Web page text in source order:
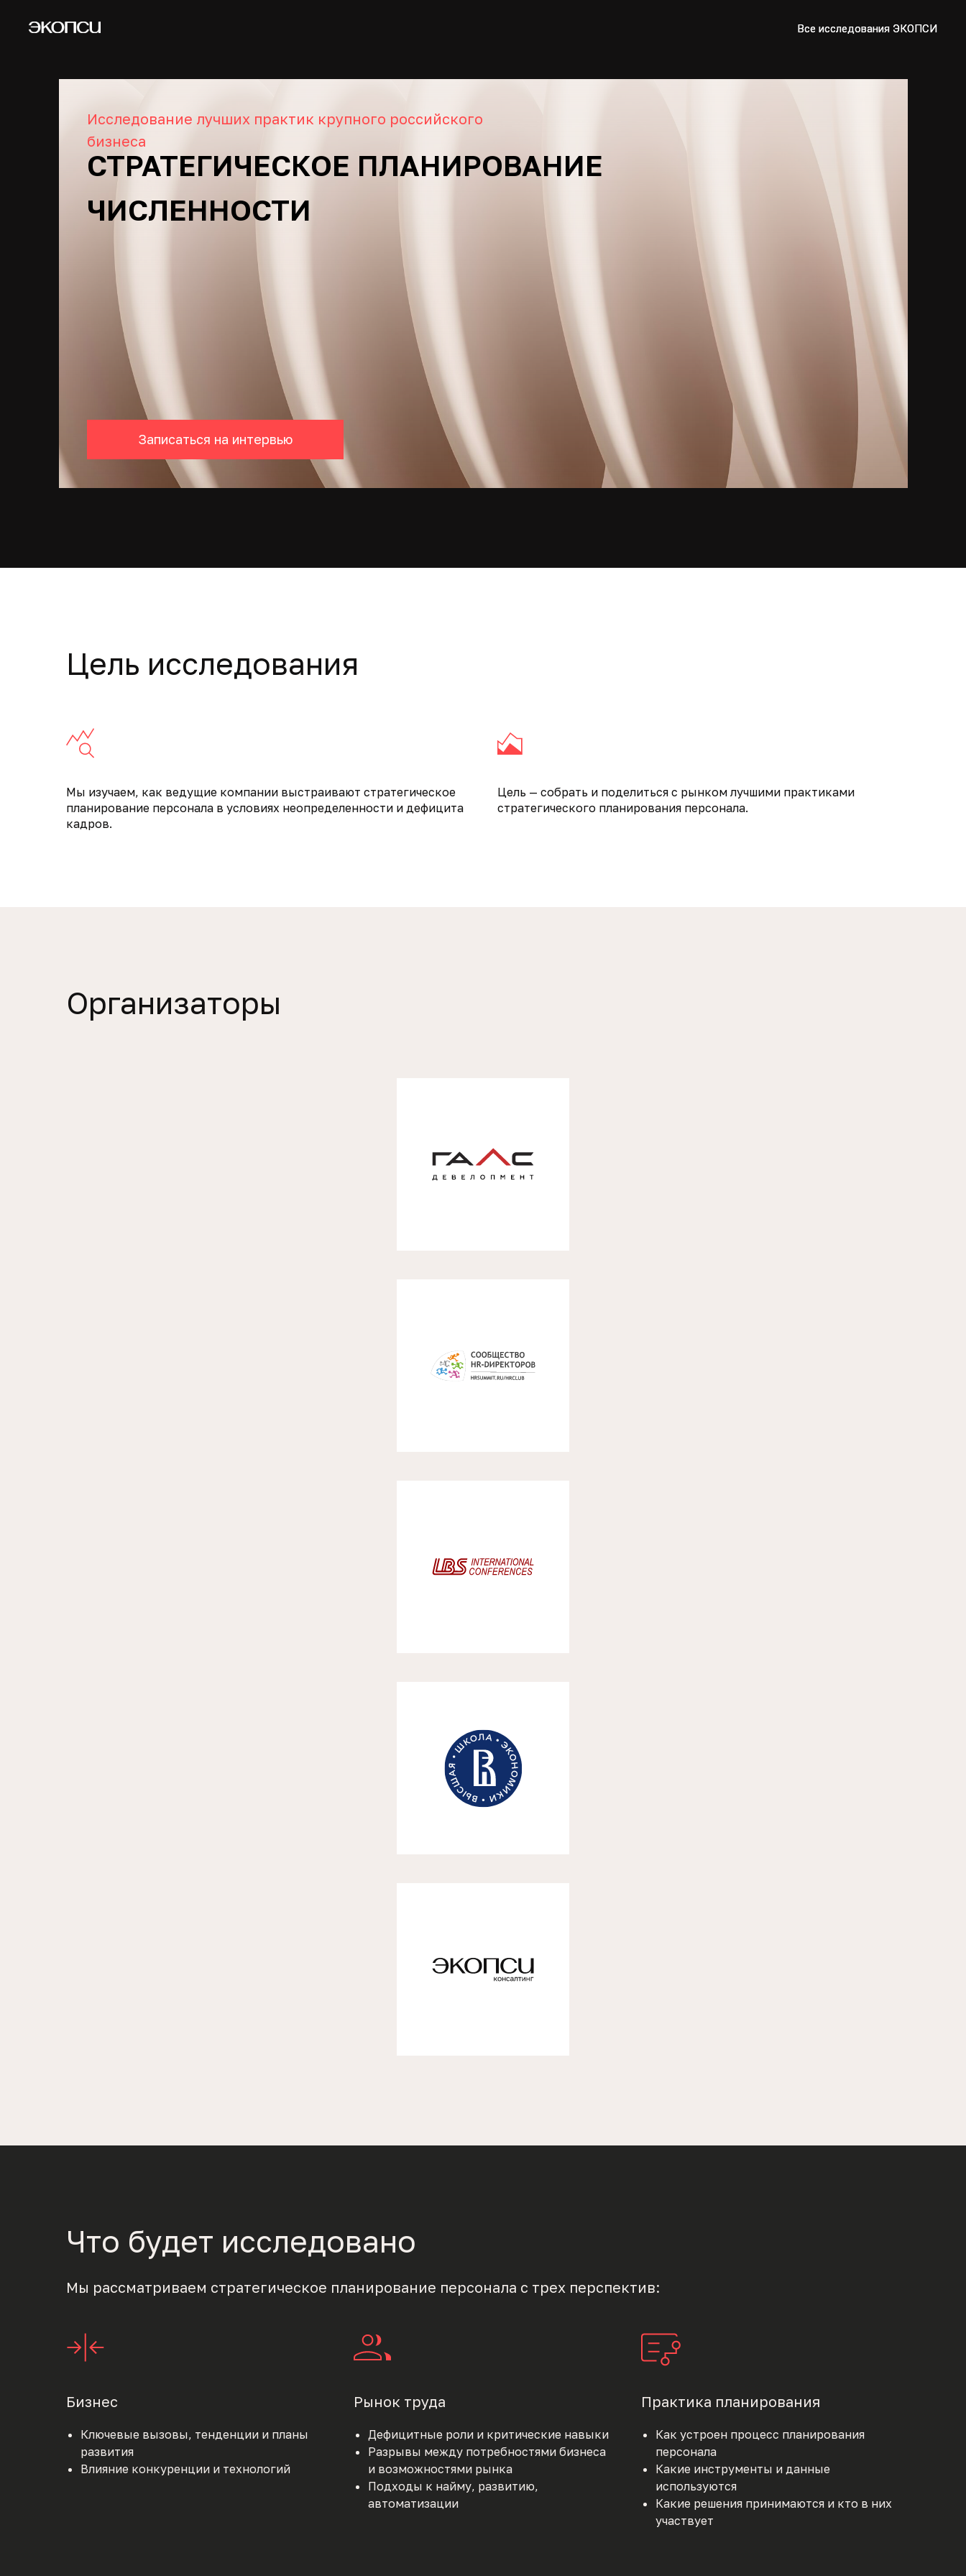
Все исследования ЭКОПСИ
Все исследования ЭКОПСИ
СТРАТЕГИЧЕСКОЕ ПЛАНИРОВАНИЕ
ЧИСЛЕННОСТИ
Исследование лучших практик крупного российского
бизнеса
Записаться на интервью
Цель исследования
Мы изучаем, как ведущие компании выстраивают стратегическое
планирование персонала в условиях неопределенности и дефицита
кадров.
Цель — собрать и поделиться с рынком лучшими практиками
стратегического планирования персонала.
Организаторы
Что будет исследовано
Мы рассматриваем стратегическое планирование персонала с трех перспектив:
Бизнес
Ключевые вызовы, тенденции и планы
развития
Влияние конкуренции и технологий
Рынок труда
Дефицитные роли и критические навыки
Разрывы между потребностями бизнеса
и возможностями рынка
Подходы к найму, развитию,
автоматизации
Практика планирования
Как устроен процесс планирования
персонала
Какие инструменты и данные
используются
Какие решения принимаются и кто в них
участвует